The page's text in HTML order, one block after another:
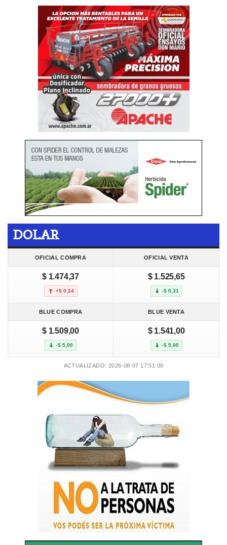
DOLAR
OFICIAL COMPRA OFICIAL VENTA
$ 1.474,37
+$ 0,24
$ 1.525,65
-$ 0,31
BLUE COMPRA BLUE VENTA
$ 1.509,00
-$ 5,00
$ 1.541,00
-$ 5,00
ACTUALIZADO: 2026-08-07 17:51:00